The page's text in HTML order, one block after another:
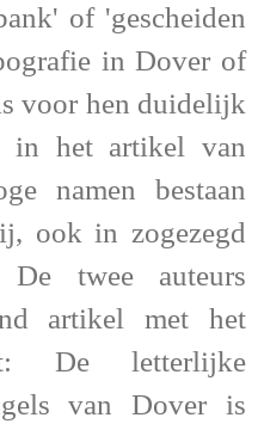
of 'gescheiden
in Dover of
voor hen duidelijk
in het artikel van
namen bestaan
ook in zogezegd
De twee auteurs
artikel met het
De letterlijke
van Dover is